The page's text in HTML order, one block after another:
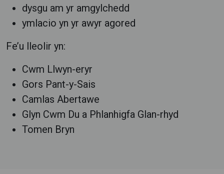
dysgu am yr amgylchedd
ymlacio yn yr awyr agored
Fe’u lleolir yn:
Cwm Llwyn-eryr
Gors Pant-y-Sais
Camlas Abertawe
Glyn Cwm Du a Phlanhigfa Glan-rhyd
Tomen Bryn